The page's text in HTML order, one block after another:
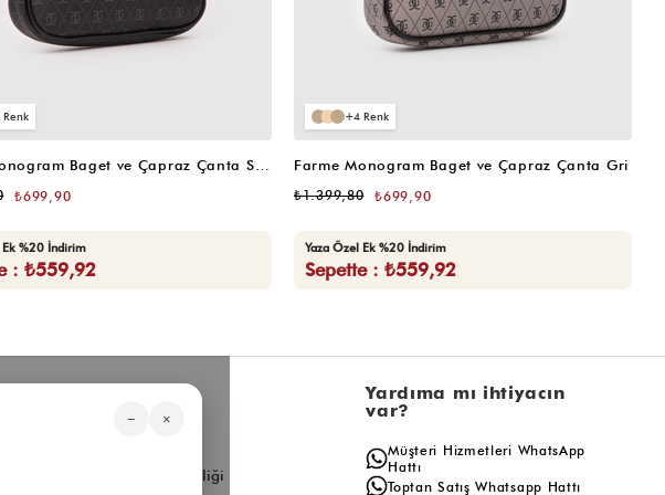
₺699,90
Ek %20 İndirim
: ₺559,92
4
Farme Monogram Baget ve Çapraz Çanta Gri
₺699,90
₺1.399,80
Yaza Özel Ek %20 İndirim
Sepette : ₺559,92
Kurumsal
İnfluencer İş Birliği
Yardıma mı ihtiyacın
var?
Müşteri Hizmetleri WhatsApp
Hattı
Toptan Satış Whatsapp Hattı
− ×